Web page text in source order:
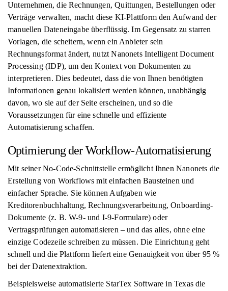
Unternehmen, die Rechnungen, Quittungen, Bestellungen oder
Verträge verwalten, macht diese KI-Plattform den Aufwand der
manuellen Dateneingabe überflüssig. Im Gegensatz zu starren
Vorlagen, die scheitern, wenn ein Anbieter sein
Rechnungsformat ändert, nutzt Nanonets Intelligent Document
Processing (IDP), um den Kontext von Dokumenten zu
interpretieren. Dies bedeutet, dass die von Ihnen benötigten
Informationen genau lokalisiert werden können, unabhängig
davon, wo sie auf der Seite erscheinen, und so die
Voraussetzungen für eine schnelle und effiziente
Automatisierung schaffen.
Optimierung der Workflow-Automatisierung
Mit seiner No-Code-Schnittstelle ermöglicht Ihnen Nanonets die
Erstellung von Workflows mit einfachen Bausteinen und
einfacher Sprache. Sie können Aufgaben wie
Kreditorenbuchhaltung, Rechnungsverarbeitung, Onboarding-
Dokumente (z. B. W-9- und I-9-Formulare) oder
Vertragsprüfungen automatisieren – und das alles, ohne eine
einzige Codezeile schreiben zu müssen. Die Einrichtung geht
schnell und die Plattform liefert eine Genauigkeit von über 95 %
bei der Datenextraktion.
Beispielsweise automatisierte StarTex Software in Texas die